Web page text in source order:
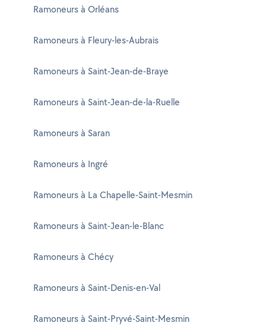
Ramoneurs à Orléans
Ramoneurs à Fleury-les-Aubrais
Ramoneurs à Saint-Jean-de-Braye
Ramoneurs à Saint-Jean-de-la-Ruelle
Ramoneurs à Saran
Ramoneurs à Ingré
Ramoneurs à La Chapelle-Saint-Mesmin
Ramoneurs à Saint-Jean-le-Blanc
Ramoneurs à Chécy
Ramoneurs à Saint-Denis-en-Val
Ramoneurs à Saint-Pryvé-Saint-Mesmin